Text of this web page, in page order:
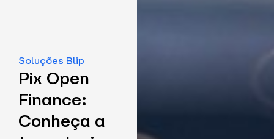
Soluções Blip
Pix Open
Finance:
Conheça a